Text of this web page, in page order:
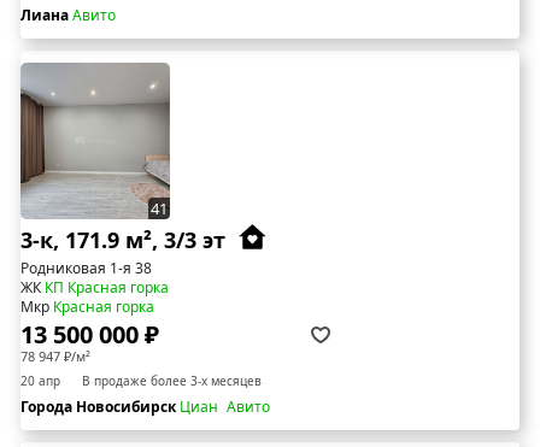
ЛианаАвито
41
3-к, 171.9 м², 3/3 эт
Родниковая 1-я 38
ЖККП Красная горка
Мкр Красная горка
13 500 000 ₽
78 947 ₽/м²
20 апр В продаже более 3-х месяцев
Города НовосибирскЦиан Авито